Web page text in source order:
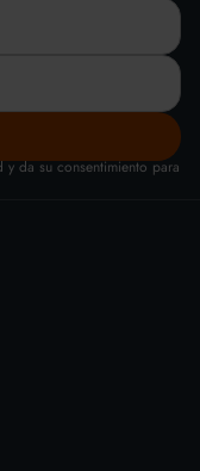
da su consentimiento para